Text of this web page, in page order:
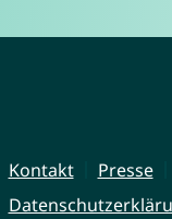
Kontakt Presse